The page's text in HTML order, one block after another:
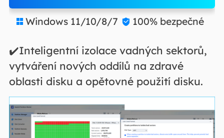
 Windows 11/10/8/7  100% bezpečné
✔️Inteligentní izolace vadných sektorů,
vytváření nových oddílů na zdravé
oblasti disku a opětovné použití disku.